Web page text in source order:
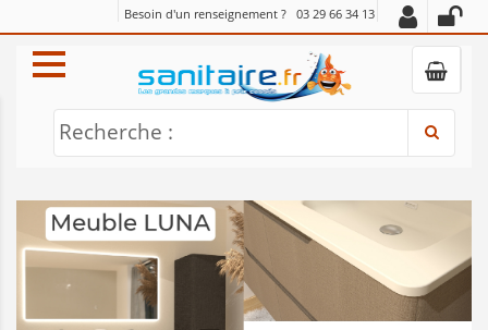
Besoin d'un renseignement ? 03 29 66 34 13
Recherche :